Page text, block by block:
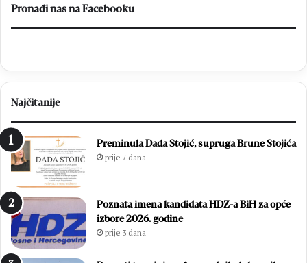
Pronađi nas na Facebooku
Najčitanije
Preminula Dada Stojić, supruga Brune Stojića
prije 7 dana
Poznata imena kandidata HDZ-a BiH za opće
izbore 2026. godine
prije 3 dana